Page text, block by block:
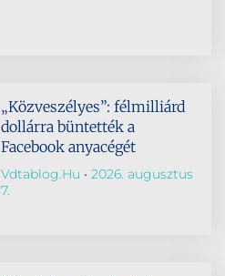
„Közveszélyes”: félmilliárd
dollárra büntették a
Facebook anyacégét
Vdtablog.hu
2026. augusztus
7.